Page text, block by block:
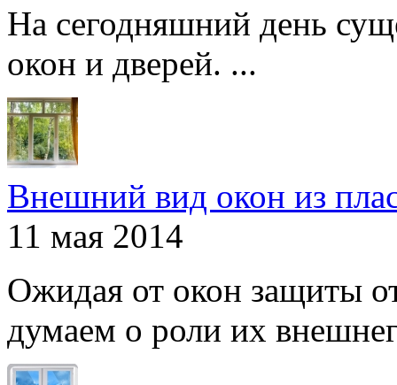
На сегодняшний день
окон и дверей. ...
Внешний вид окон из
11 мая 2014
Ожидая от окон защиты
думаем о роли их